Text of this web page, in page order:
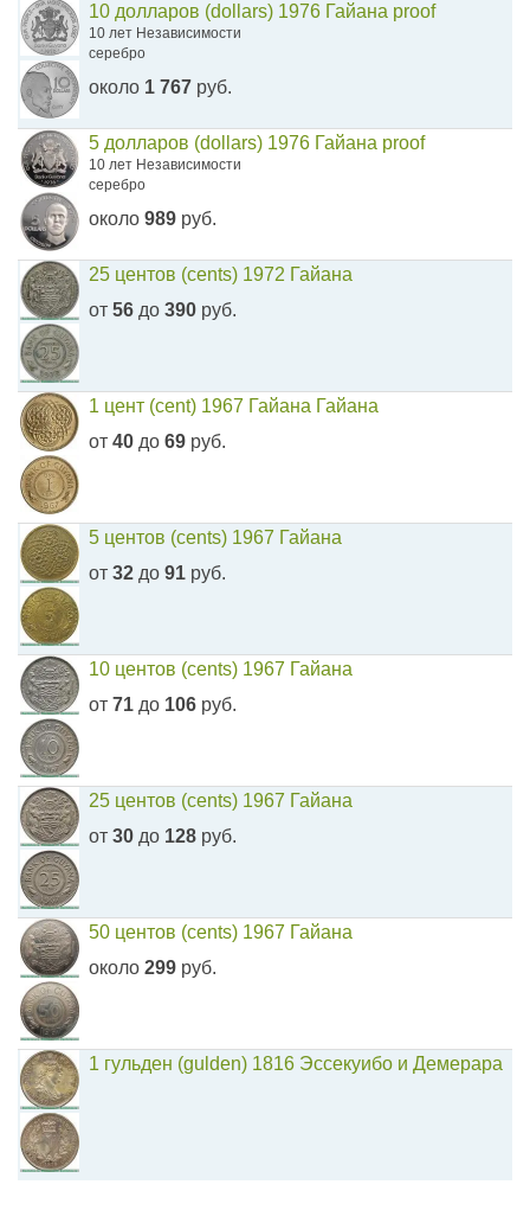
10 долларов (dollars) 1976 Гайана proof
10 лет Независимости
серебро
около 1 767 руб.
5 долларов (dollars) 1976 Гайана proof
10 лет Независимости
серебро
около 989 руб.
25 центов (cents) 1972 Гайана
от 56 до 390 руб.
1 цент (cent) 1967 Гайана Гайана
от 40 до 69 руб.
5 центов (cents) 1967 Гайана
от 32 до 91 руб.
10 центов (cents) 1967 Гайана
от 71 до 106 руб.
25 центов (cents) 1967 Гайана
от 30 до 128 руб.
50 центов (cents) 1967 Гайана
около 299 руб.
1 гульден (gulden) 1816 Эссекуибо и Демерара